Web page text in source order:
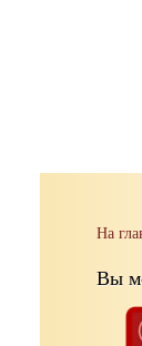
На
Вы